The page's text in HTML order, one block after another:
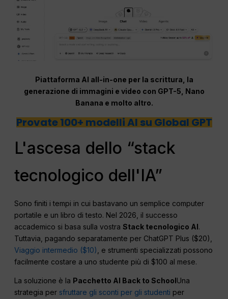
Piattaforma AI all-in-one per la scrittura, la
generazione di immagini e video con GPT-5, Nano
Banana e molto altro.
Provate 100+ modelli AI su Global GPT
L'ascesa dello “stack
tecnologico dell'IA”
Sono finiti i tempi in cui bastavano un semplice computer
portatile e un libro di testo. Nel 2026, il successo
accademico si basa sulla vostraStack tecnologico AI.
Tuttavia, pagando separatamente per ChatGPT Plus ($20),
Viaggio intermedio ($10)
, e strumenti specializzati possono
facilmente costare a uno studente più di $100 al mese.
La soluzione è la Pacchetto AI Back to SchoolUna
strategia per sfruttare gli sconti per gli studenti per